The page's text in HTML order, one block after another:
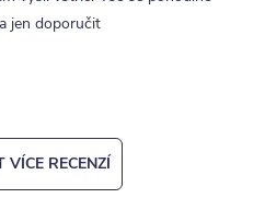
jen doporučit
VÍCE RECENZÍ